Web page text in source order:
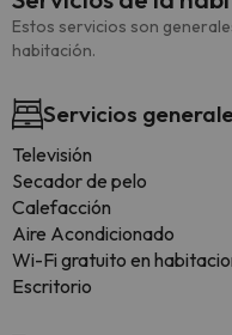
Estos servicios son
habitación.
Servicios
Televisión
Secador de pelo
Calefacción
Aire Acondicionado
Wi-Fi gratuito en
Escritorio